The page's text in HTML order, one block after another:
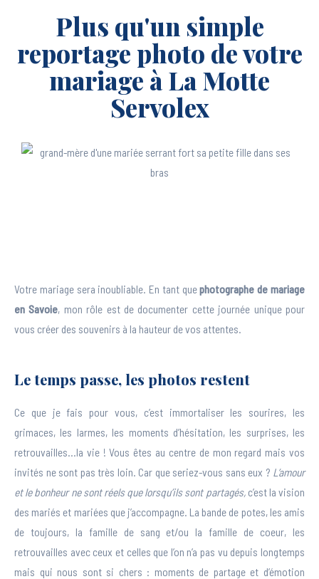
Plus qu'un simple
reportage photo de votre
mariage à La Motte
Servolex
Votre mariage sera inoubliable. En tant quephotographe de mariage
en Savoie, mon rôle est de documenter cette journée unique pour
vous créer des souvenirs à la hauteur de vos attentes.
Le temps passe, les photos restent
Ce que je fais pour vous, c’est immortaliser les sourires, les
grimaces, les larmes, les moments d’hésitation, les surprises, les
retrouvailles…la vie ! Vous êtes au centre de mon regard mais vos
invités ne sont pas très loin. Car que seriez-vous sans eux ? L’amour
et le bonheur ne sont réels que lorsqu’ils sont partagés,c’est la vision
des mariés et mariées que j’accompagne. La bande de potes, les amis
de toujours, la famille de sang et/ou la famille de coeur, les
retrouvailles avec ceux et celles que l’on n’a pas vu depuis longtemps
mais qui nous sont si chers : moments de partage et d’émotion